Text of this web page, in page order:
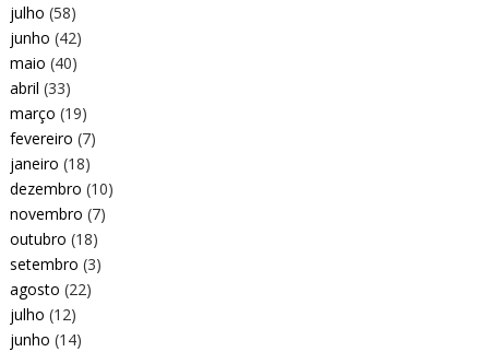
julho (58)
junho (42)
maio (40)
abril (33)
março (19)
fevereiro (7)
janeiro (18)
dezembro (10)
novembro (7)
outubro (18)
setembro (3)
agosto (22)
julho (12)
junho (14)